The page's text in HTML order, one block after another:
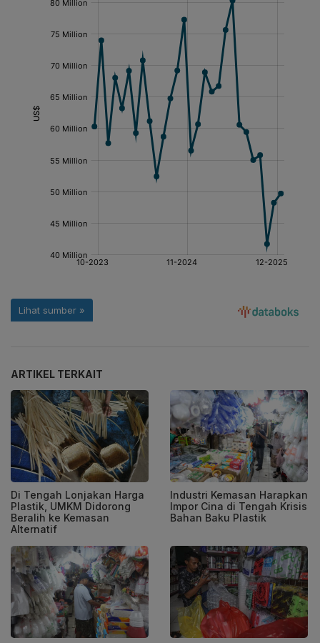
ARTIKEL TERKAIT
Di Tengah Lonjakan Harga
Plastik, UMKM Didorong
Beralih ke Kemasan
Alternatif
Industri Kemasan Harapkan
Impor Cina di Tengah Krisis
Bahan Baku Plastik